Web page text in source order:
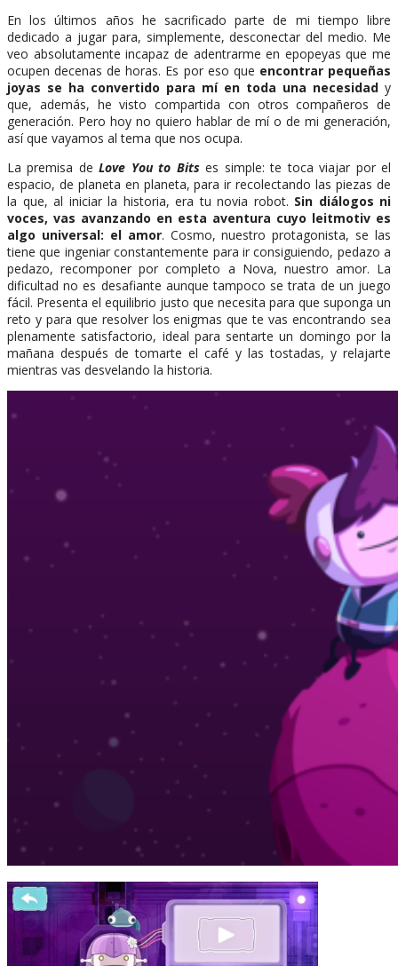
En los últimos años he sacrificado parte de mi tiempo libre
dedicado a jugar para, simplemente, desconectar del medio. Me
veo absolutamente incapaz de adentrarme en epopeyas que me
ocupen decenas de horas. Es por eso que encontrar pequeñas
joyas se ha convertido para mí en toda una necesidad y
que, además, he visto compartida con otros compañeros de
generación. Pero hoy no quiero hablar de mí o de mi generación,
así que vayamos al tema que nos ocupa.
La premisa deLove You to Bits es simple: te toca viajar por el
espacio, de planeta en planeta, para ir recolectando las piezas de
la que, al iniciar la historia, era tu novia robot. Sin diálogos ni
voces, vas avanzando en esta aventura cuyo leitmotiv es
algo universal: el amor. Cosmo, nuestro protagonista, se las
tiene que ingeniar constantemente para ir consiguiendo, pedazo a
pedazo, recomponer por completo a Nova, nuestro amor. La
dificultad no es desafiante aunque tampoco se trata de un juego
fácil. Presenta el equilibrio justo que necesita para que suponga un
reto y para que resolver los enigmas que te vas encontrando sea
plenamente satisfactorio, ideal para sentarte un domingo por la
mañana después de tomarte el café y las tostadas, y relajarte
mientras vas desvelando la historia.